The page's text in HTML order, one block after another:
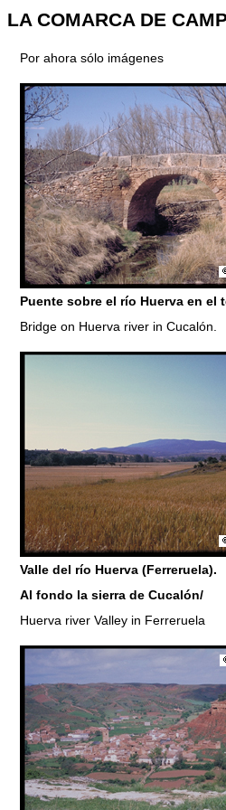
LA COMARCA DE
Por ahora sólo imágenes
Puente sobre el río Huerva en el
Bridge on Huerva river in Cucalón.
Valle del río Huerva (Ferreruela).
Al fondo la sierra de Cucalón/
Huerva river Valley in Ferreruela